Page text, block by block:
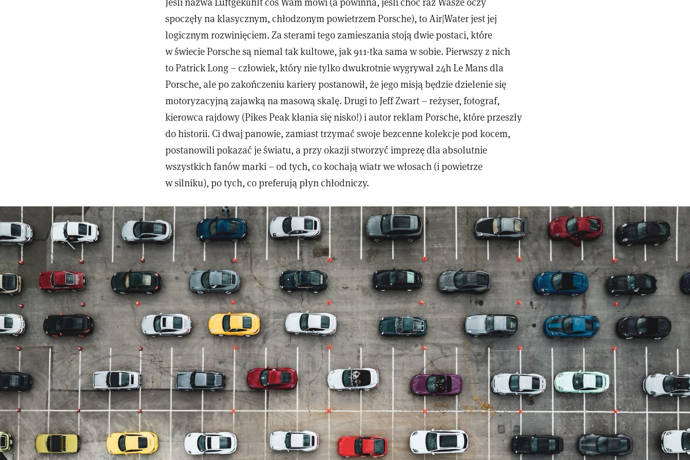
spoczęły na klasycznym, chłodzonym powietrzem Porsche), to Air|Water jest jej
logicznym rozwinięciem. Za sterami tego zamieszania stoją dwie postaci, które
w świecie Porsche są niemal tak kultowe, jak 911-tka sama w sobie. Pierwszy z nich
to Patrick Long – człowiek, który nie tylko dwukrotnie wygrywał 24h Le Mans dla
Porsche, ale po zakończeniu kariery postanowił, że jego misją będzie dzielenie się
motoryzacyjną zajawką na masową skalę. Drugi to Jeff Zwart – reżyser, fotograf,
kierowca rajdowy (Pikes Peak kłania się nisko!) i autor reklam Porsche, które przeszły
do historii. Ci dwaj panowie, zamiast trzymać swoje bezcenne kolekcje pod kocem,
postanowili pokazać je światu, a przy okazji stworzyć imprezę dla absolutnie
wszystkich fanów marki – od tych, co kochają wiatr we włosach (i powietrze
w silniku), po tych, co preferują płyn chłodniczy.